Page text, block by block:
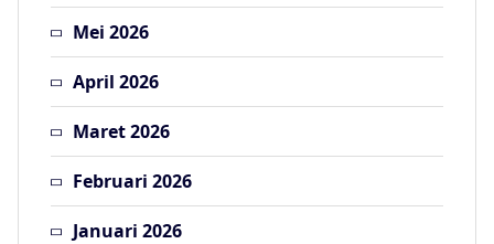
Mei 2026
April 2026
Maret 2026
Februari 2026
Januari 2026